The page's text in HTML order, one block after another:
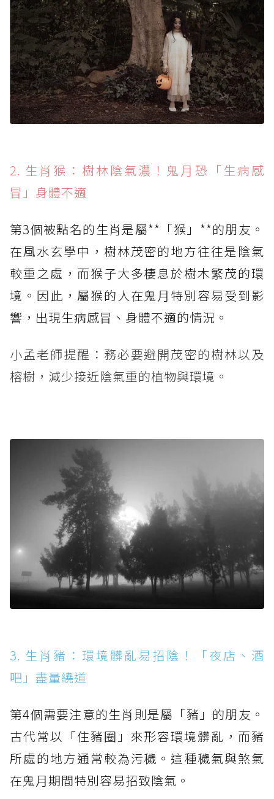
2. 生肖猴：樹林陰氣濃！鬼月恐「生病感
冒」身體不適
第3個被點名的生肖是屬**「猴」**的朋友。
在風水玄學中，樹林茂密的地方往往是陰氣
較重之處，而猴子大多棲息於樹木繁茂的環
境。因此，屬猴的人在鬼月特別容易受到影
響，出現生病感冒、身體不適的情況。
小孟老師提醒：務必要避開茂密的樹林以及
榕樹，減少接近陰氣重的植物與環境。
3. 生肖豬：環境髒亂易招陰！「夜店、酒
吧」盡量繞道
第4個需要注意的生肖則是屬「豬」的朋友。
古代常以「住豬圈」來形容環境髒亂，而豬
所處的地方通常較為污穢。這種穢氣與煞氣
在鬼月期間特別容易招致陰氣。